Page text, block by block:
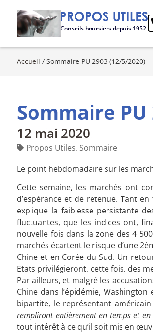
Conseils boursiers depuis 1952
Accueil / Sommaire PU 2903 (12/5/2020)
Sommaire
12 mai 2020
Propos Utiles, Sommaire
Le point hebdomadaire sur les
Cette semaine, les marchés ont
d’espérance et de retenue. Tant
explique la faiblesse persistante
fluctuantes, que les indices ont,
nouvelle fois dans la zone des 4
marchés écartent le risque d’une
Chine et en Corée du Sud. Un
Etats privilégieront, cette fois, des
Par ailleurs, et malgré les
Chine dans l’épidémie,
bipartite, le représentant
rempliront entièrement en temps et
tout intérêt à ce qu’il soit mis en